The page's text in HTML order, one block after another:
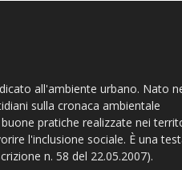
all'ambiente urbano. Nato
sulla cronaca ambientale
pratiche realizzate nei
l'inclusione sociale. È una
n. 58 del 22.05.2007).